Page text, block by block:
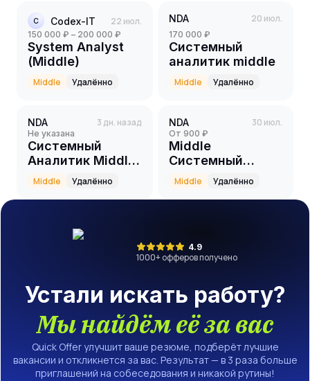
C Codex-IT 22 июл.
150 000 ₽ – 200 000 ₽
System Analyst
(Middle)
Middle Удалённо
NDA 20 июл.
170 000 ₽
Системный
аналитик middle
Middle Удалённо
NDA 3 дн. назад
Не указана
Системный
Аналитик Middle
(SOC)
Middle Удалённо
NDA 30 июл.
от 900 ₽
Middle
Системный
аналитик
Middle Удалённо
4.9
1000+ офферов получено
Устали искать работу?
Мы найдём её за вас
Quick Offer улучшит ваше резюме, подберёт лучшие
вакансии и откликнется за вас. Результат — в 3 раза больше
приглашений на собеседования и никакой рутины!